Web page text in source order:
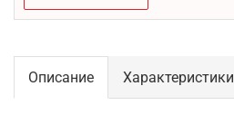
Описание Характеристики